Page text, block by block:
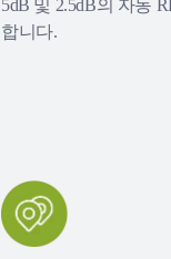
5dB 및 2.5dB의 자동
합니다.